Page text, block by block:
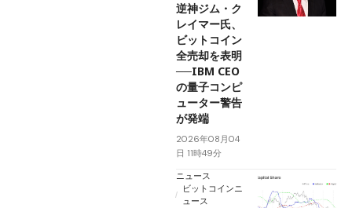
逆神ジム・ク
レイマー氏、
ビットコイン
全売却を表明
──IBM CEO
の量子コンピ
ューター警告
が発端
2026年08月04
日 11時49分
ニュース
ビットコインニ
ュース